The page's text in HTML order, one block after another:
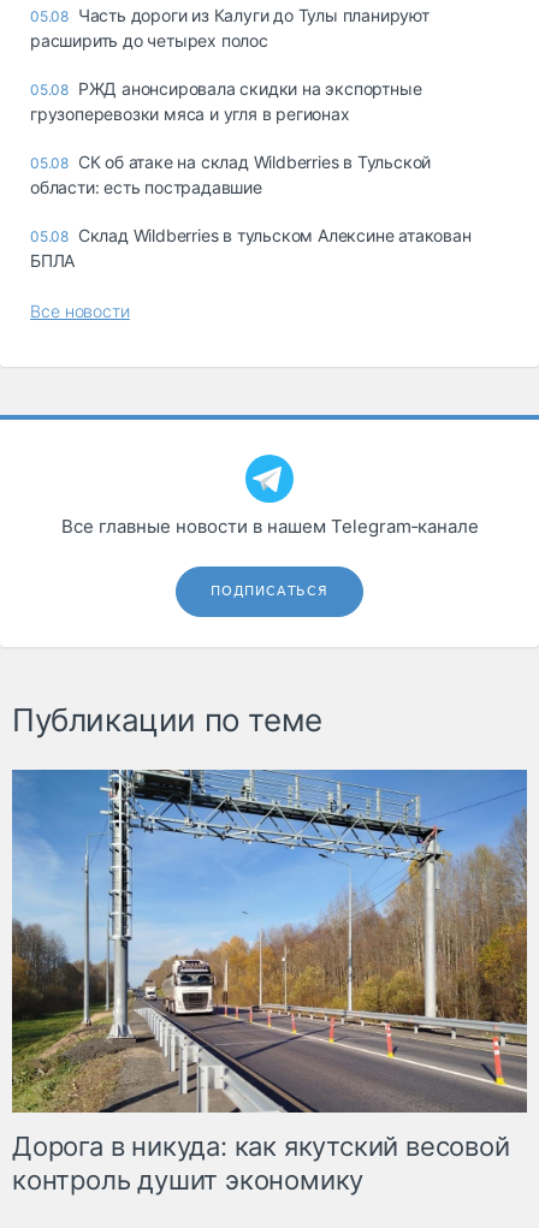
05.08 Часть дороги из Калуги до Тулы планируют
расширить до четырех полос
05.08 РЖД анонсировала скидки на экспортные
грузоперевозки мяса и угля в регионах
05.08 СК об атаке на склад Wildberries в Тульской
области: есть пострадавшие
05.08 Склад Wildberries в тульском Алексине атакован
БПЛА
Все новости
Все главные новости в нашем Telegram‑канале
ПОДПИСАТЬСЯ
Публикации по теме
Дорога в никуда: как якутский весовой
контроль душит экономику